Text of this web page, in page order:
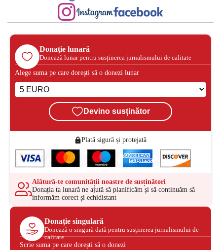
Donație lunară
Donează lunar pentru susținerea jurnalismului de calitate
Alege suma pe care dorești să o donezi lunar
Devino susținător
Plată sigură și protejată
Alătură-te comunității noastre de susținători
Donația ta lunară ne ajută să planificăm și să continuăm să
informăm corect și echidistant
Donație singulară
Donează o singură dată pentru susținerea jurnalismului de
calitate
Scrie suma pe care dorești să o donezi